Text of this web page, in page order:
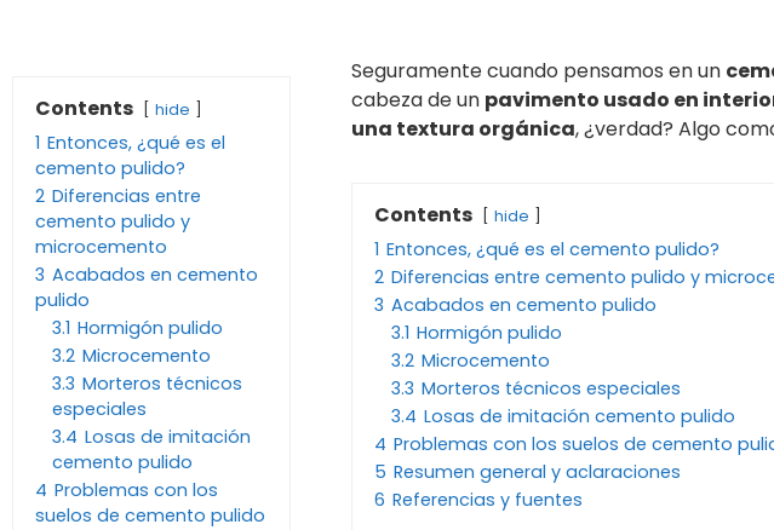
Contents hide
1 Entonces, ¿qué es el
cemento pulido?
2 Diferencias entre
cemento pulido y
microcemento
3 Acabados en cemento
pulido
3.1 Hormigón pulido
3.2 Microcemento
3.3 Morteros técnicos
especiales
3.4 Losas de imitación
cemento pulido
4 Problemas con los
suelos de cemento pulido
Seguramente cuando pensamos en un
cabeza de un pavimento usado en
una textura orgánica, ¿verdad? Algo
Contents hide
1 Entonces, ¿qué es el cemento pulido?
2 Diferencias entre cemento pulido y
3 Acabados en cemento pulido
3.1 Hormigón pulido
3.2 Microcemento
3.3 Morteros técnicos especiales
3.4 Losas de imitación cemento pulido
4 Problemas con los suelos de cemento
5 Resumen general y aclaraciones
6 Referencias y fuentes